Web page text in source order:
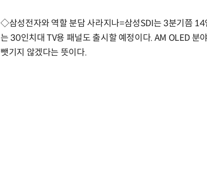
◇삼성전자와 역할 분담 사라지나=삼성SDI는 3분기쯤 14
는 30인치대 TV용 패널도 출시할 예정이다. AM OLED 분
뺏기지 않겠다는 뜻이다.